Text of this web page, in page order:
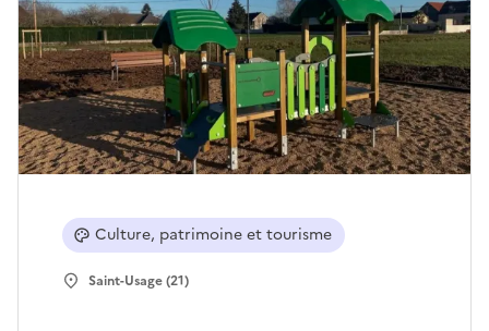
Culture, patrimoine et tourisme
Saint-Usage (21)